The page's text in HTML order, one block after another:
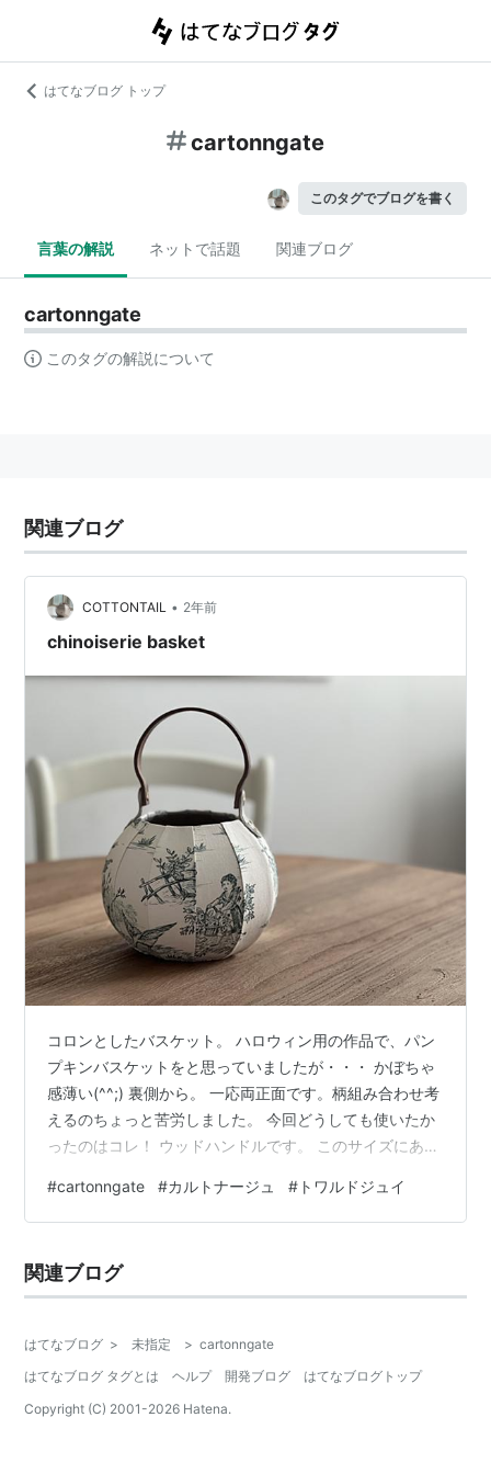
はてなブログ トップ
cartonngate
このタグでブログを書く
言葉の解説 ネットで話題 関連ブログ
cartonngate
このタグの解説について
関連ブログ
COTTONTAIL • 2年前
chinoiserie basket
コロンとしたバスケット。 ハロウィン用の作品で、パン
プキンバスケットをと思っていましたが・・・ かぼちゃ
感薄い(^^;) 裏側から。 一応両正面です。柄組み合わせ考
えるのちょっと苦労しました。 今回どうしても使いたか
ったのはコレ！ ウッドハンドルです。 このサイズにあわ
でで今回はボツになった形。 右端のはかなりカボチャら
しさがあるので、10月までに続きを作れたらいいな。 覗
けは自作で紙製。 デザイン的には気に入っているのです
が強度はさほどないので・・・ 入れすぎは注意です！ 最
#cartonngate #カルトナージュ # トワルドジュイ
関連ブログ
はてなブログ > 未指定 > cartonngate
はてなブログ タグとは
ヘルプ 開発ブログ
はてなブログトップ
Copyright (C) 2001-2026 Hatena.